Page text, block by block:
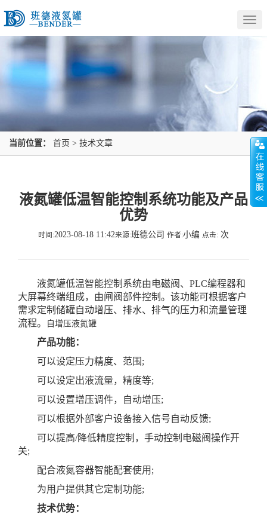
当前位置： 首页 > 技术文章
液氮罐低温智能控制系统功能及产品
优势
时间:2023-08-18 11:42来源:班德公司 作者:小编 点击: 次
液氮罐低温智能控制系统由电磁阀、PLC编程器和
大屏幕终端组成，由闸阀部件控制。该功能可根据客户
需求定制储罐自动增压、排水、排气的压力和流量管理
流程。
自增压液氮罐
产品功能：
可以设定压力精度、范围;
可以设定出液流量，精度等;
可以设置增压调件，自动增压;
可以根据外部客户设备接入信号自动反馈;
可以提高/降低精度控制，手动控制电磁阀操作开
关;
配合液氮容器智能配套使用;
为用户提供其它定制功能;
技术优势：